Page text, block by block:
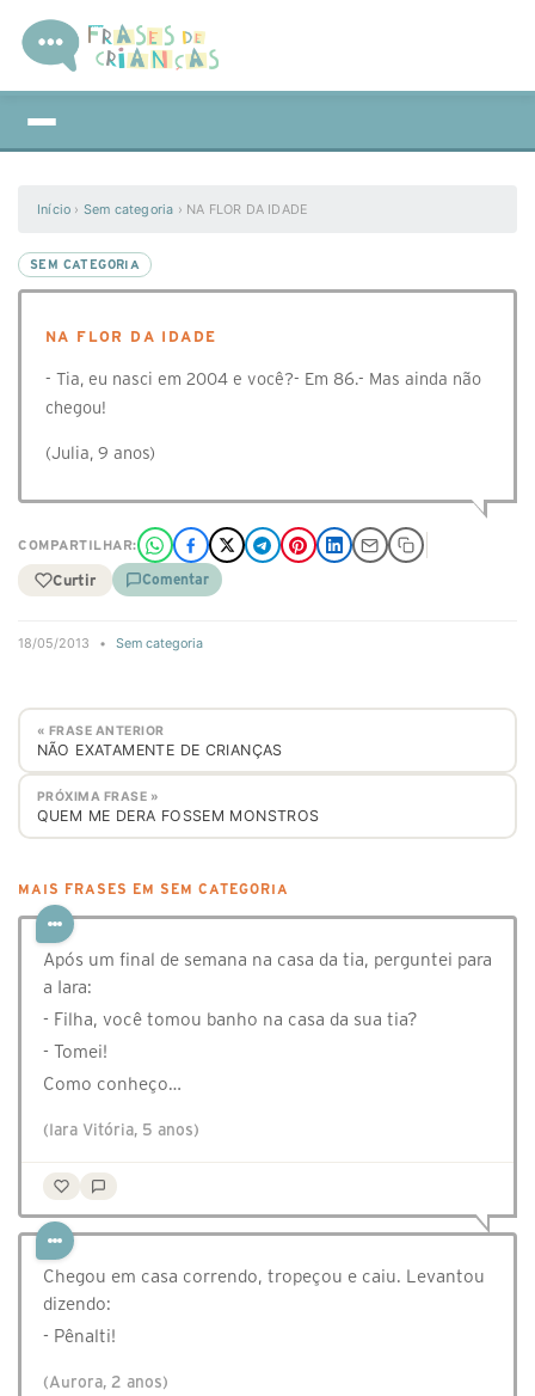
Início › Sem categoria › NA FLOR DA IDADE
SEM CATEGORIA
NA FLOR DA IDADE
- Tia, eu nasci em 2004 e você?- Em 86.- Mas ainda não
chegou!
(Julia, 9 anos)
COMPARTILHAR:
Curtir Comentar
18/05/2013 • Sem categoria
« FRASE ANTERIOR
NÃO EXATAMENTE DE CRIANÇAS
PRÓXIMA FRASE »
QUEM ME DERA FOSSEM MONSTROS
MAIS FRASES EM SEM CATEGORIA
Após um final de semana na casa da tia, perguntei para
a Iara:
- Filha, você tomou banho na casa da sua tia?
- Tomei!
Como conheço…
(Iara Vitória, 5 anos)
Chegou em casa correndo, tropeçou e caiu. Levantou
dizendo:
- Pênalti!
(Aurora, 2 anos)